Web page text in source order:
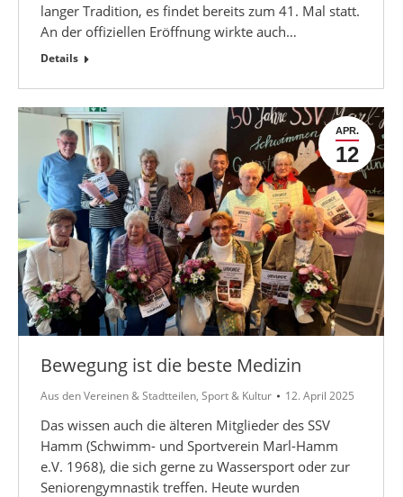
langer Tradition, es findet bereits zum 41. Mal statt.
An der offiziellen Eröffnung wirkte auch…
Details
APR.
12
Bewegung ist die beste Medizin
Aus den Vereinen & Stadtteilen, Sport & Kultur 12. April 2025
Das wissen auch die älteren Mitglieder des SSV
Hamm (Schwimm- und Sportverein Marl-Hamm
e.V. 1968), die sich gerne zu Wassersport oder zur
Seniorengymnastik treffen. Heute wurden